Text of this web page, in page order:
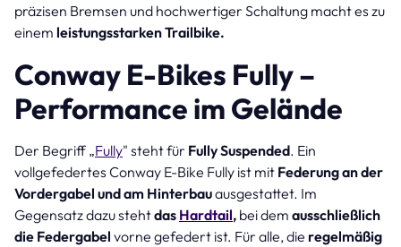
präzisen Bremsen und hochwertiger Schaltung macht es zu
einem leistungsstarken Trailbike.
Conway E-Bikes Fully –
Performance im Gelände
Der Begriff „Fully" steht für Fully Suspended. Ein
vollgefedertes Conway E-Bike Fully ist mit Federung an der
Vordergabel und am Hinterbauausgestattet. Im
Gegensatz dazu stehtdas Hardtail, bei dem ausschließlich
die Federgabel vorne gefedert ist. Für alle, die regelmäßig